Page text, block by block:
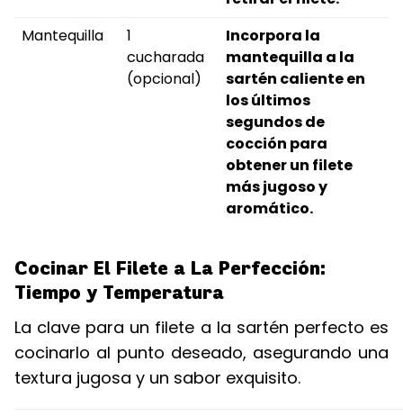
Mantequilla
1
cucharada
(opcional)
Incorpora la
mantequilla a la
sartén caliente en
los últimos
segundos de
cocción para
obtener un filete
más jugoso y
aromático.
Cocinar El Filete a La Perfección:
Tiempo y Temperatura
La clave para un filete a la sartén perfecto es
cocinarlo al punto deseado, asegurando una
textura jugosa y un sabor exquisito.